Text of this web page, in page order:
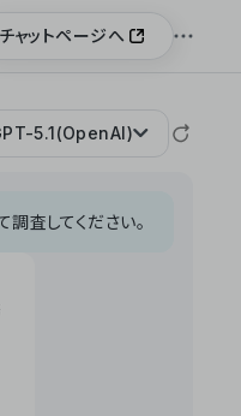
チャットページへ
5.1(OpenAI)
査してください。